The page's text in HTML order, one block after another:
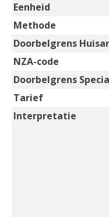
Eenheid
Methode
Doorbelgrens
NZA-code
Doorbelgrens
Tarief
Interpretatie